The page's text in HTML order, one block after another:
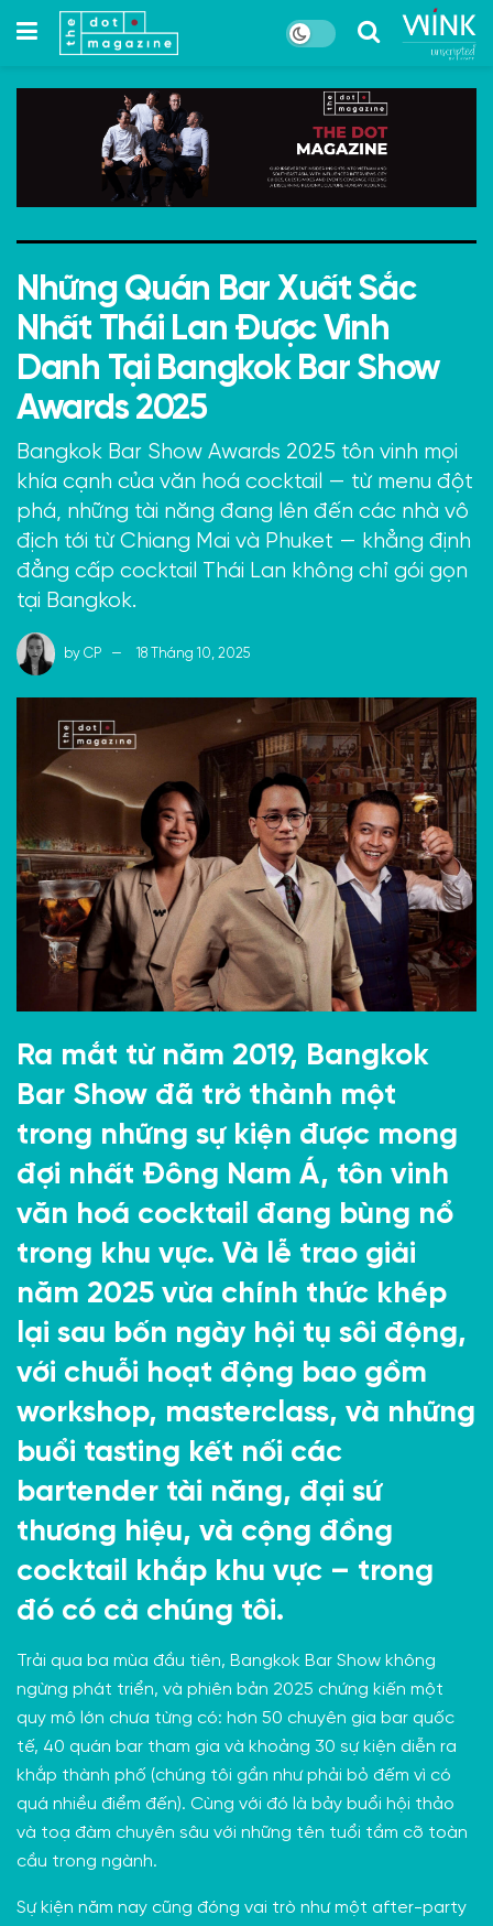
Những Quán Bar Xuất Sắc
Nhất Thái Lan Được Vinh
Danh Tại Bangkok Bar Show
Awards 2025
Bangkok Bar Show Awards 2025 tôn vinh mọi
khía cạnh của văn hoá cocktail — từ menu đột
phá, những tài năng đang lên đến các nhà vô
địch tới từ Chiang Mai và Phuket — khẳng định
đẳng cấp cocktail Thái Lan không chỉ gói gọn
tại Bangkok.
by CP 18 Tháng 10, 2025
Ra mắt từ năm 2019, Bangkok
Bar Show đã trở thành một
trong những sự kiện được mong
đợi nhất Đông Nam Á, tôn vinh
văn hoá cocktail đang bùng nổ
trong khu vực. Và lễ trao giải
năm 2025 vừa chính thức khép
lại sau bốn ngày hội tụ sôi động,
với chuỗi hoạt động bao gồm
workshop, masterclass, và những
buổi tasting kết nối các
bartender tài năng, đại sứ
thương hiệu, và cộng đồng
cocktail khắp khu vực – trong
đó có cả chúng tôi.
Trải qua ba mùa đầu tiên, Bangkok Bar Show không
ngừng phát triển, và phiên bản 2025 chứng kiến một
quy mô lớn chưa từng có: hơn 50 chuyên gia bar quốc
tế, 40 quán bar tham gia và khoảng 30 sự kiện diễn ra
khắp thành phố (chúng tôi gần như phải bỏ đếm vì có
quá nhiều điểm đến). Cùng với đó là bảy buổi hội thảo
và toạ đàm chuyên sâu với những tên tuổi tầm cỡ toàn
cầu trong ngành.
Sự kiện năm nay cũng đóng vai trò như một after-party